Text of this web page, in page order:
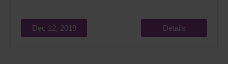
Dec 12, 2019 Détails